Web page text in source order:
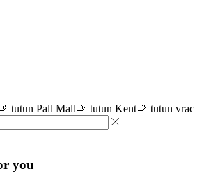
tutun Pall Mall🚬 tutun Kent🚬 tutun vrac
you